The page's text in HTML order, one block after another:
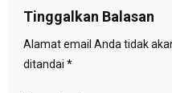
Tinggalkan Balasan
Alamat email Anda tidak
ditandai *